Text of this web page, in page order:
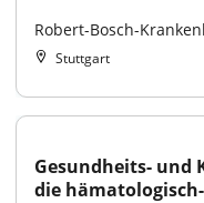
Robert-Bosch-
Stuttgart
Gesundheits- und
die